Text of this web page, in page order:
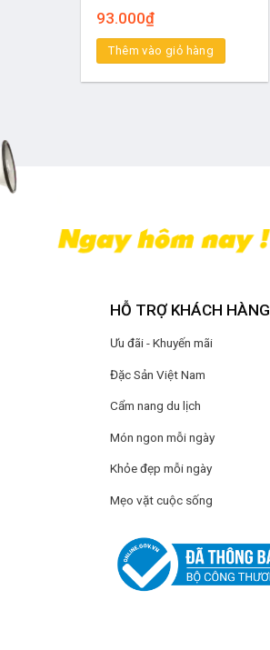
93.000₫
Thêm vào giỏ hàng
HỖ TRỢ KHÁCH HÀNG
Ưu đãi - Khuyến mãi
Đặc Sản Việt Nam
Cẩm nang du lịch
Món ngon mỗi ngày
Khỏe đẹp mỗi ngày
Mẹo vặt cuộc sống